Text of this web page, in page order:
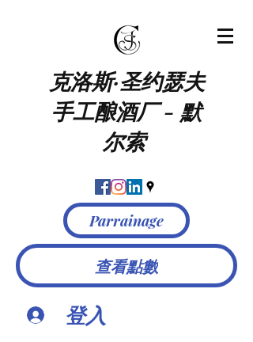
克洛斯·圣约瑟夫
手工酿酒厂 - 默
尔索
Parrainage
查看點數
登入